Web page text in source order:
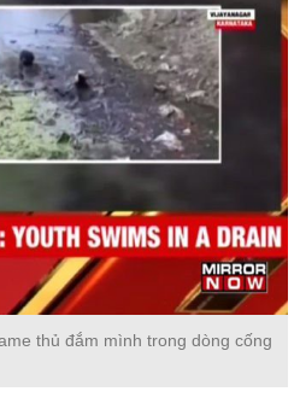
thủ đắm mình trong dòng cống